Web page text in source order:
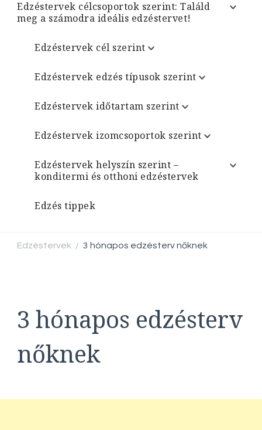
Edzéstervek célcsoportok szerint: Találd
meg a számodra ideális edzéstervet!
Edzéstervek cél szerint
Edzéstervek edzés típusok szerint
Edzéstervek időtartam szerint
Edzéstervek izomcsoportok szerint
Edzéstervek helyszín szerint –
konditermi és otthoni edzéstervek
Edzés tippek
Edzéstervek / 3 hónapos edzésterv nőknek
3 hónapos edzésterv
nőknek